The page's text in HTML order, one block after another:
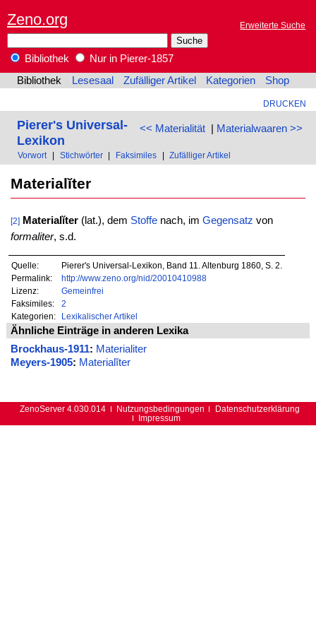
Zeno.org Erweiterte Suche
Bibliothek
Nur in Pierer-1857
Bibliothek
Lesesaal Zufälliger Artikel Kategorien Shop
DRUCKEN
<< Materialität| Materialwaaren >>
Pierer's Universal-
Lexikon
Vorwort Stichwörter Faksimiles Zufälliger Artikel
Materialĭter
[2] Materialĭter(lat.), dem Stoffenach, im Gegensatz von
formaliter, s.d.
Quelle:
Pierer's Universal-Lexikon, Band 11. Altenburg 1860, S. 2.
Permalink:
http://www.zeno.org/nid/20010410988
Lizenz:
Gemeinfrei
Faksimiles:
2
Kategorien:
Lexikalischer Artikel
Ähnliche Einträge in anderen Lexika
Brockhaus-1911: Materialiter
Meyers-1905: Materialĭter
ZenoServer 4.030.014 Nutzungsbedingungen
Datenschutzerklärung
Impressum